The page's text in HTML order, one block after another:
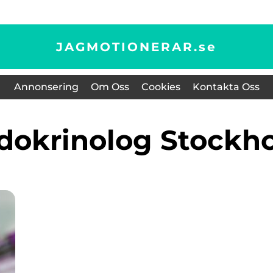
JAGMOTIONERAR.se
Annonsering Om Oss Cookies Kontakta Oss